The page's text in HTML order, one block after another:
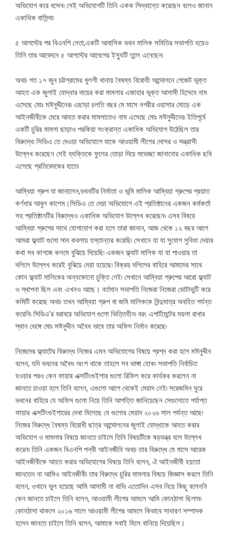
অভিযোগ করে বসেন৷ সেই অভিযোগটি তিনি একক সিদ্ধান্তে করেছেন বলেও জানান
একাধিক বাসিন্দা৷
৫ আগস্টের পর বিএনপি নেতা,একটি আবাসিক ভবন মালিক সমিতির সভাপতি হয়েও
তিনি তার আবেদনে ৫ আগস্টের আবেগের ইস্যুটি তুলে এনেছেন৷
অথচ গত ১৭ জুন চট্টগ্রামের খুলশী থানায় বৈষম্য বিরোধী আন্দোলনে গেজেট ভূক্ত
আহত এক জুলাই যোদ্ধার দায়ের করা মামলার এজাহার ভূক্ত আসামী হিসেবে নাম
এসেছে মোঃ মঈনুদ্দীনের৷ এছাড়া চলতি বছর মে মাসে নগরীর ওয়াসার মোড়ে এক
আইনজীবীকে মেরে আহত করার মামলাতেও নাম এসেছে মোঃ মঈনুদ্দীনের৷ ইতিপূর্বে
একটি চুরির মামলা ছাড়াও পরকিয়া সংক্রান্ত একাধিক অভিযোগ উঠেছিল তার
বিরুদ্ধে৷ সিডিএ তে দেওয়া অভিযোগে যাকে আওয়ামী লীগের দোসর ও সন্ত্রাসী
উল্লেখ করেছেন সেই ব্যক্তিকে ফুলের তোড়া দিয়ে শুভেচ্ছা জানানোর একাধিক ছবি
এসেছে প্রতিবেদকের হাতে৷
আম্বিয়া গ্রুপ যা জানালেন,ভবনটির নির্মাতা ও ভূমি মালিক আম্বিয়া গ্রুপের প্রয়াত
কর্ণধার আবুল কাশেম।সিডিএ তে দেয়া অভিযোগে এই প্রতিষ্ঠানের একজন কর্মকর্তা
সহ প্রতিষ্ঠানটির বিরুদ্ধেও একাধিক অভিযোগ উল্লেখ করেছেন৷ এসব বিষয়ে
আম্বিয়া গ্রুপের সাথে যোগাযোগ করা হলে তারা জানান, আজ থেকে ১২ বছর আগে
আমরা ফ্ল্যাট গুলো সাব কবলায় হস্তান্তর করেছি৷ সেখানে যা যা সুযোগ সুবিধা দেয়ার
কথা সব কাগজে কলমে বুঝিয়ে দিয়েছি৷ একজন ফ্ল্যাট মালিক যা যা পাওয়ার তা
দলিলে উল্লেখ করেই বুঝিয়ে দেয়া হয়েছে৷ বিক্রয় দলিলের বাহিরে আমাদের সাথে
কোন ফ্ল্যাট মালিকের অন্যকোনো চুক্তি নেই৷ সেখানে আম্বিয়া গ্রুপের আরো ফ্ল্যাট
ও স্থাপনা ছিল এবং এখনও আছে। বর্তমান সভাপতি নিজেরা নিজেরা ভোটাভুটি করে
কমিটি করেছে অথচ তখন আম্বিয়া গ্রুপ বা জমি মালিককে বিন্দুমাত্র অবহিত পর্যন্ত
করেনি৷ সিডিএ’র বরাবরে অভিযোগ গুলো ভিত্তিহীন৷ বরং এপার্টমেন্টের ময়লা রাখার
স্থান ভেঙ্গে মোঃ মঈনুদ্দীন অবৈধ ভাবে তার অফিস নির্মান করেছে৷
নিজেদের ফ্ল্যাটের বিরুদ্ধে নিজের এমন অভিযোগের বিষয়ে প্রশ্ন করা হলে মঈনুদ্দীন
বলেন, যদি ভবনের অবৈধ অংশ থাকে তাহলে সব ভাঙ্গা হোক৷ সভাপতি নির্বাচিত
হওয়ার পরও কেন ফায়ার এক্সটিংগুইশার গুলো রিফিল করে কার্যকর করলেন না
জানতে চাওয়া হলে তিনি বলেন, এগুলো আগে থেকেই মেয়াদ নেই৷ সরেজমিন ঘুরে
ভবনের বাহিরে যে অফিস গুলো নিয়ে তিনি আপত্তি জানিয়েছেন সেগুলোতে পর্যাপ্ত
ফায়ার এক্সটিংগুইশারের দেখা মিলেছে যে গুলোর মেয়াদ ২০২৬ সাল পর্যন্ত আছে৷
নিজের বিরুদ্ধে বৈষম্য বিরোধী ছাত্র আন্দোলনের জুলাই যোদ্ধাকে আহত করার
অভিযোগ ও মামলার বিষয়ে জানতে চাইলে তিনি বিষয়টিকে ষড়যন্ত্র বলে উল্লেখ
করেন৷ তিনি একজন বিএনপি পন্থী আইনজীবি অথচ তার বিরুদ্ধে মে মাসে আরেক
আইনজীবীকে আহত করার অভিযোগের বিষয়ে তিনি বলেন, ঐ আইনজীবী হয়তো
জানতেন না আমিও আইনজীবী৷ তার বিরুদ্ধে চুরির মামলার বিষয়ে জিজ্ঞাস করলে তিনি
বলেন, ওখানে ভুল হয়েছে আমি আসামী না বাদি৷ এতোদিন এসব নিয়ে কিছু বলেননি
কেন জানতে চাইলে তিনি বলেন, আওয়ামী লীগের আমলে আমি কোনঠাসা ছিলাম৷
কোনঠাসা থাকলে ২০১৬ সালে আওয়ামী লীগের আমলে কিভাবে সাধারণ সম্পাদক
হলেন জানতে চাইলে তিনি বলেন, আমাকে সবাই মিলে বানিয়ে দিয়েছিল।